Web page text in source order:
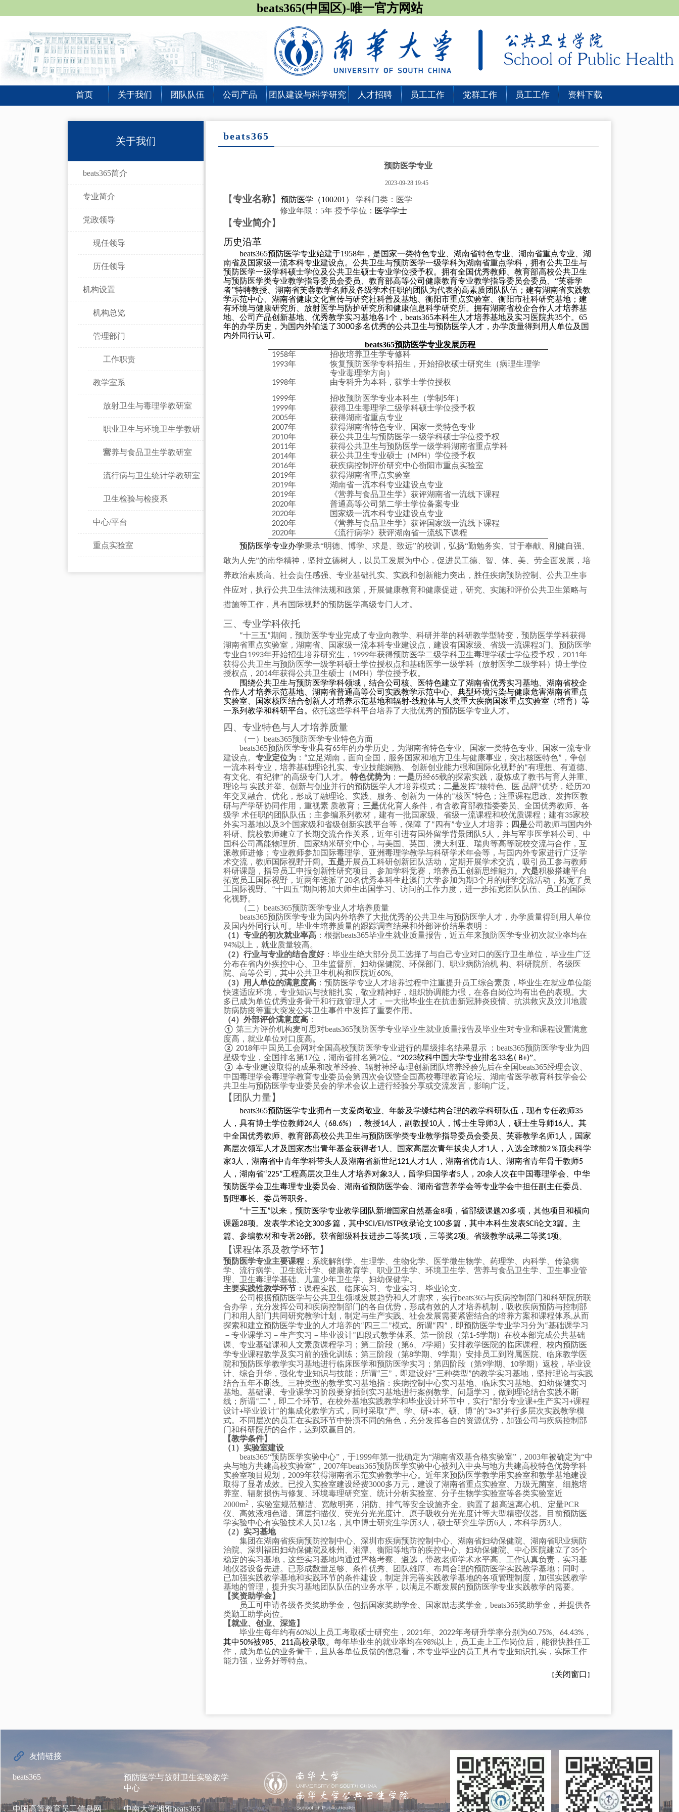
beats365(中国区)-唯一官方网站
首页 关于我们 团队队伍 公司产品 团队建设与科学研究 人才招聘 员工工作 党群工作 员工工作 资料下载
关于我们
beats365简介
专业简介
党政领导
现任领导
历任领导
机构设置
机构总览
管理部门
工作职责
教学室系
放射卫生与毒理学教研室
职业卫生与环境卫生学教研
室
营养与食品卫生学教研室
流行病与卫生统计学教研室
卫生检验与检疫系
中心/平台
重点实验室
beats365
预防医学专业
2023-09-28 19:45
【专业名称】 预防医学（100201 ）
学科门类：医学
修业年限： 5年 授予学位： 医学学士
【专业简介】
历史沿革
beats365预防医学专业始建于1958年，是国家一类特色专业、湖南省特色专业、湖南省重点专业、湖
南省及国家级一流本科专业建设点。公共卫生与预防医学一级学科为湖南省重点学科，拥有公共卫生与
预防医学一级学科硕士学位及公共卫生硕士专业学位授予权。拥有全国优秀教师、教育部高校公共卫生
与预防医学类专业教学指导委员会委员、教育部高等公司健康教育专业教学指导委员会委员、 “芙蓉学
者”特聘教授、湖南省芙蓉教学名师及各级学术任职的团队为代表的高素质团队队伍；建有湖南省实践教
学示范中心、湖南省健康文化宣传与研究社科普及基地、衡阳市重点实验室、衡阳市社科研究基地；建
有环境与健康研究所、放射医学与防护研究所和健康信息科学研究所。拥有湖南省校企合作人才培养基
地、公司产品创新基地、优秀教学实习基地各1个，beats365本科生人才培养基地及实习医院共35个。 65
年的办学历史，为国内外输送了3000多名优秀的公共卫生与预防医学人才，办学质量得到用人单位及国
内外同行认可。
beats365预防医学专业发展历程
1958年 招收培养卫生学专修科
1993年
恢复预防医学专科招生，开始招收硕士研究生（病理生理学
专业毒理学方向）
1998年 由专科升为本科，获学士学位授权
1999年 招收预防医学专业本科生（学制 5年）
1999年 获得卫生毒理学二级学科硕士学位授予权
2005年 获得湖南省重点专业
2007年 获得湖南省特色专业、国家一类特色专业
2010年 获公共卫生与预防医学一级学科硕士学位授予权
2011年
2014年
获得公共卫生与预防医学一级学科湖南省重点学科
获公共卫生专业硕士（ MPH ）学位授予权
2016年 获疾病控制评价研究中心衡阳市重点实验室
2019年 获得湖南省重点实验室
2019年 湖南省一流本科专业建设点专业
2019年 《营养与食品卫生学》获评湖南省一流线下课程
2020年 普通高等公司第二学士学位备案专业
2020年 国家级一流本科专业建设点专业
2020年 《营养与食品卫生学》获评国家级一流线下课程
2020年
《流行病学》获评湖南省一流线下课程
预防医学专业办学秉承“明德、博学、求是、致远”的校训，弘扬“勤勉务实、甘于奉献、刚健自强、
敢为人先”的南华精神，坚持立德树人，以员工发展为中心，促进员工德、智、体、美、劳全面发展，培
养政治素质高、社会责任感强、专业基础扎实、实践和创新能力突出，胜任疾病预防控制、公共卫生事
件应对，执行公共卫生法律法规和政策，开展健康教育和健康促进，研究、实施和评价公共卫生策略与
措施等工作，具有国际视野的预防医学高级专门人才。
三、专业学科依托
“十三五”期间，预防医学专业完成了专业向教学、科研并举的科研教学型转变，预防医学学科获得
湖南省重点实验室，湖南省、国家级一流本科专业建设点，建设有国家级、省级一流课程3门。预防医学
专业自1993年开始招生培养研究生， 1999年获得预防医学二级学科卫生毒理学硕士学位授予权， 2011年
获得公共卫生与预防医学一级学科硕士学位授权点和基础医学一级学科（放射医学二级学科）博士学位
授权点， 2014年获得公共卫生硕士（ MPH ）学位授予权。
围绕公共卫生与预防医学学科领域，结合公司核、医特色建立了湖南省优秀实习基地、湖南省校企
合作人才培养示范基地、湖南省普通高等公司实践教学示范中心、典型环境污染与健康危害湖南省重点
实验室、国家核医结合创新人才培养示范基地和辐射-线粒体与人类重大疾病国家重点实验室（培育）等
一系列教学和科研平台。 依托这些学科平台培养了大批优秀的预防医学专业人才。
四、专业特色与人才培养质量
（一）beats365预防医学专业特色方面
beats365预防医学专业具有65年的办学历史，为湖南省特色专业、国家一类特色专业、国家一流专业
建设点。 专业定位为： “立足湖南，面向全国，服务国家和地方卫生与健康事业，突出核医特色” ，争创
一流本科专业，培养基础理论扎实、专业技能娴熟、 创新创业能力强和国际化视野的“有理想、有道德、
有文化、有纪律”的高级专门人才。 特色优势为： 一是历经65载的探索实践，凝炼成了教书与育人并重、
理论与 实践并举、创新与创业并行的预防医学人才培养模式； 二是发挥“核特色、医 品牌”优势，经历20
年交叉融合、优化，形成了融理论、实践、服务、创新为 一体的“核医”特色；注重课程思政、发挥医教
研与产学研协同作用，重视素 质教育； 三是优化育人条件，有含教育部教指委委员、全国优秀教师、各
级学 术任职的团队队伍；主参编系列教材，建有一批国家级、省级一流课程和校优质课程；建有35家校
外实习基地以及 3个国家级和省级创新实践平台等，保障 了“ 四有”专业人才培养； 四是公司教师与国内外
科研、院校教师建立了长期交流合作关系，近年引进有国外留学背景团队5人，并与军事医学科公司、中
国科公司高能物理所、国家纳米研究中心，与美国、英国、澳大利亚、瑞典等高等院校交流与合作，互
派教师进修；专业教师参加国际毒理学、亚洲毒理学教学与科研学术年会等，与国内外专家进行广泛学
术交流，教师国际视野开阔。 五是开展员工科研创新团队活动，定期开展学术交流，吸引员工参与教师
科研课题，指导员工申报创新性研究项目、参加学科竞赛，培养员工创新思维能力。 六是积极搭建平台
拓宽员工国际视野，近两年选派了20名优秀本科生赴澳门大学参加为期3个月的研学交流活动，拓宽了员
工国际视野。 “十四五”期间将加大师生出国学习、访问的工作力度，进一步拓宽团队队伍、员工的国际
化视野。
（二）beats365预防医学专业人才培养质量
beats365预防医学专业为国内外培养了大批优秀的公共卫生与预防医学人才，办学质量得到用人单位
及国内外同行认可。毕业生培养质量的跟踪调查结果和外部评价结果表明：
（1）专业的初次就业率高：根据beats365毕业生就业质量报告，近五年来预防医学专业初次就业率均在
94%以上，就业质量较高。
（2）行业与专业的结合度好：毕业生绝大部分员工选择了与自己专业对口的医疗卫生单位，毕业生广泛
分布在省内外疾控中心、卫生监督所、妇幼保健院、环保部门、职业病防治机 构、科研院所、各级医
院、高等公司，其中公共卫生机构和医院近60%。
（3）用人单位的满意度高：预防医学专业人才培养过程中注重提升员工综合素质，毕业生在就业单位能
快速适应环境，专业知识与技能扎实，敬业精神好，组织协调能力强，在各自岗位均有出色的表现。大
多已成为单位优秀业务骨干和行政管理人才，一大批毕业生在抗击新冠肺炎疫情、抗洪救灾及汶川地震
防病防疫等重大突发公共卫生事件中发挥了重要作用。
（4）外部评价满意度高：
① 第三方评价机构麦可思对beats365预防医学专业毕业生就业质量报告及毕业生对专业和课程设置满意
度高，就业单位对口度高。
② 2018年中国员工会网对全国高校预防医学专业进行的星级排名结果显示 ：beats365预防医学专业为四
星级专业，全国排名第17位，湖南省排名第2位。 “2023软科中国大学专业排名33名( B+)”。
③ 本专业建设取得的成果和改革经验、辐射神经毒理创新团队培养经验先后在全国beats365经理会议、
中国毒理学会毒理学教育专业委员会第四次会议暨全国高校毒理教育论坛、湖南省医学教育科技学会公
共卫生与预防医学专业委员会的学术会议上进行经验分享或交流发言，影响广泛。
【团队力量】
beats365预防医学专业拥有一支爱岗敬业、年龄及学缘结构合理的教学科研队伍，现有专任教师35
人，具有博士学位教师24人（68.6%），教授14人，副教授10人，博士生导师3人，硕士生导师16人。其
中全国优秀教师、 教育部高校公共卫生与预防医学类专业教学指导委员会委员、芙蓉教学名师1人，国家
高层次领军人才及国家杰出青年基金获得者1人、国家高层次青年拔尖人才1人，入选全球前2％顶尖科学
家3人， 湖南省中青年学科带头人及湖南省新世纪121人才1人，湖南省优青1人、湖南省青年骨干教师5
人，湖南省“225”工程高层次卫生人才培养对象3人，留学归国学者5人， 20余人次在中国毒理学会、中华
预防医学会卫生毒理专业委员会、湖南省预防医学会、湖南省营养学会等专业学会中担任副主任委员、
副理事长、委员等职务。
“十三五” 以来，预防医学专业教学团队新增国家自然基金8项，省部级课题20多项，其他项目和横向
课题28项。发表学术论文300多篇，其中SCI/EI/ISTP收录论文100多篇，其中本科生发表SCI 论文3篇。主
篇、参编教材和专著26部。获省部级科技进步二等奖1项，三等奖2项。省级教学成果二等奖1项。
【课程体系及教学环节】
预防医学专业主要课程：系统解剖学、生理学、生物化学、医学微生物学、药理学、内科学、传染病
学、流行病学、卫生统计学、健康教育学、职业卫生学、环境卫生学、营养与食品卫生学、卫生事业管
理、卫生毒理学基础、儿童少年卫生学、妇幼保健学。
主要实践性教学环节： 课程实践、临床实习、专业实习、毕业论文。
公司根据预防医学与公共卫生领域发展趋势和人才需求，实行beats365与疾病控制部门和科研院所联
合办学，充分发挥公司和疾病控制部门的各自优势，形成有效的人才培养机制，吸收疾病预防与控制部
门和用人部门共同研究教学计划，制定与生产实践、社会发展需要紧密结合的培养方案和课程体系,从而
探索和建立预防医学专业的人才培养的“ 四三二”模式。所谓“ 四” ，即预防医学专业学习分为“基础课学习
－专业课学习－生产实习－毕业设计” 四段式教学体系。第一阶段（第1-5学期）在校本部完成公共基础
课、专业基础课和人文素质课程学习；第二阶段（第6、 7学期）安排教学医院的临床课程、校内预防医
学专业课程教学及实习前的强化训练；第三阶段（第8学期、 9学期）安排员工到附属医院、临床教学医
院和预防医学教学实习基地进行临床医学和预防医学实习；第四阶段（第9学期、 10学期）返校，毕业设
计、综合升华，强化专业知识与技能；所谓“三” ，即建设好“三种类型”的教学实习基地，坚持理论与实践
结合五年不断线。三种类型的教学实习基地指：疾病控制中心实习基地、临床实习基地、妇幼保健实习
基地。基础课、专业课学习阶段要穿插到实习基地进行案例教学、问题学习，做到理论结合实践不断
线；所谓“二” ，即二个环节。在校外基地实践教学和毕业设计环节中，实行“部分专业课+生产实习+课程
设计+毕业设计”的集成化教学方式，同时采取“产、学、研+本、硕、博”的“3+3”并行多层次实践教学模
式。不同层次的员工在实践环节中扮演不同的角色，充分发挥各自的资源优势，加强公司与疾病控制部
门和科研院所的合作，达到双赢目的。
【教学条件】
（1 ）实验室建设
beats365“预防医学实验中心”，于1999年第一批确定为“湖南省双基合格实验室”， 2003年被确定为“中
央与地方共建高校实验室”， 2007年beats365预防医学实验中心被列入中央与地方共建高校特色优势学科
实验室项目规划， 2009年获得湖南省示范实验教学中心。近年来预防医学教学用实验室和教学基地建设
取得了显著成效。已投入实验室建设经费3000多万元，建设了湖南省重点实验室、万级无菌室、细胞培
养室、辐射损伤与修复、环境毒理研究室、统计分析实验室、分子生物学实验室等各类实验室近
2000m2，实验室规范整洁、宽敞明亮，消防、排气等安全设施齐全。购置了超高速离心机、定量PCR
仪、高效液相色谱、薄层扫描仪、荧光分光光度计、原子吸收分光光度计等大型精密仪器。目前预防医
学实验中心有实验技术人员12名，其中博士研究生学历3人，硕士研究生学历6人，本科学历3人。
（2）实习基地
集团在湖南省疾病预防控制中心、深圳市疾病预防控制中心、湖南省妇幼保健院、湖南省职业病防
治院、深圳福田妇幼保健院及株州、湘潭、衡阳等地市的疾控中心、妇幼保健院、中心医院建立了35个
稳定的实习基地，这些实习基地均通过严格考察、遴选，带教老师学术水平高、工作认真负责，实习基
地仪器设备先进。已形成数量足够、条件优秀、团队雄厚、布局合理的预防医学实践教学基地；同时，
已加强实践教学基地和实践环节的条件建设，制定并完善实践教学基地的各项管理制度，加强实践教学
基地的管理，提升实习基地团队队伍的业务水平，以满足不断发展的预防医学专业实践教学的需要。
【奖资助学金】
员工可申请各级各类奖助学金，包括国家奖助学金、国家励志奖学金，beats365奖助学金，并提供各
类勤工助学岗位。
【就业、创业、深造】
毕业生每年约有60%以上员工考取硕士研究生， 2021年、 2022年考研升学率分别为60.75%、 64.43%，
其中50%被985、 211高校录取。 每年毕业生的就业率均在98%以上，员工走上工作岗位后，能很快胜任工
作，成为单位的业务骨干，且从各单位反馈的信息看，本专业毕业的员工具有专业知识扎实，实际工作
能力强，业务好等特点。
【 关闭窗口 】
友情链接
beats365
预防医学与放射卫生实验教学
中心
中国高等教育员工信息网 中南大学湘雅beats365